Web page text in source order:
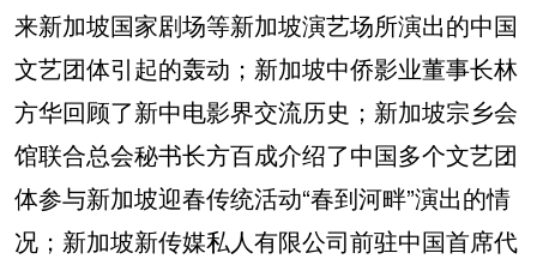
来新加坡国家剧场等新加坡演艺场所演出的中国
文艺团体引起的轰动；新加坡中侨影业董事长林
方华回顾了新中电影界交流历史；新加坡宗乡会
馆联合总会秘书长方百成介绍了中国多个文艺团
体参与新加坡迎春传统活动“春到河畔”演出的情
况；新加坡新传媒私人有限公司前驻中国首席代